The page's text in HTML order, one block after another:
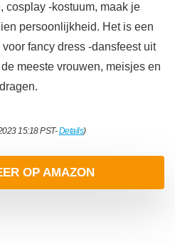
cosplay -kostuum, maak je
persoonlijkheid. Het is een
fancy dress -dansfeest uit
meeste vrouwen, meisjes en
15:18 PST-Details)
OP AMAZON